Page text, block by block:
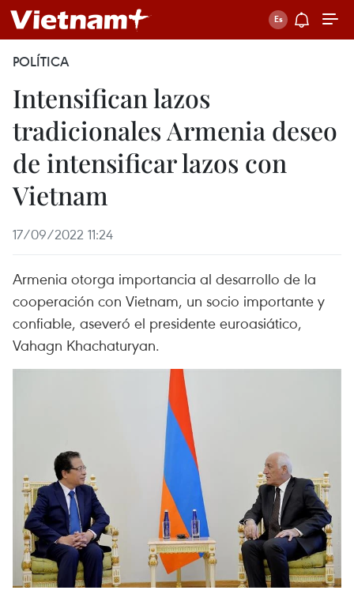
POLÍTICA
Intensifican lazos
tradicionales Armenia deseo
de intensificar lazos con
Vietnam
17/09/2022 11:24
Armenia otorga importancia al desarrollo de la
cooperación con Vietnam, un socio importante y
confiable, aseveró el presidente euroasiático,
Vahagn Khachaturyan.